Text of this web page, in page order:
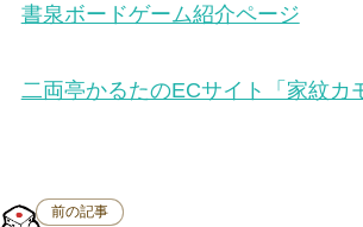
書泉ボードゲーム紹介ページ
二両亭かるたのECサイト「家紋カ
前の記事